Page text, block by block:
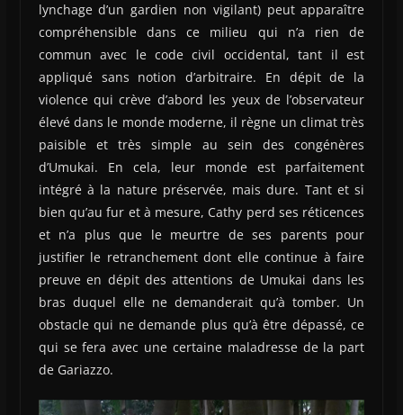
lynchage d’un gardien non vigilant) peut apparaître
compréhensible dans ce milieu qui n’a rien de
commun avec le code civil occidental, tant il est
appliqué sans notion d’arbitraire. En dépit de la
violence qui crève d’abord les yeux de l’observateur
élevé dans le monde moderne, il règne un climat très
paisible et très simple au sein des congénères
d’Umukai. En cela, leur monde est parfaitement
intégré à la nature préservée, mais dure. Tant et si
bien qu’au fur et à mesure, Cathy perd ses réticences
et n’a plus que le meurtre de ses parents pour
justifier le retranchement dont elle continue à faire
preuve en dépit des attentions de Umukai dans les
bras duquel elle ne demanderait qu’à tomber. Un
obstacle qui ne demande plus qu’à être dépassé, ce
qui se fera avec une certaine maladresse de la part
de Gariazzo.